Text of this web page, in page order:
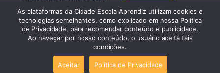
As plataformas da Cidade Escola Aprendiz utilizam cookies e
tecnologias semelhantes, como explicado em nossa Política
de Privacidade, para recomendar conteúdo e publicidade.
Ao navegar por nosso conteúdo, o usuário aceita tais
condições.
Aceitar Política de Privacidade